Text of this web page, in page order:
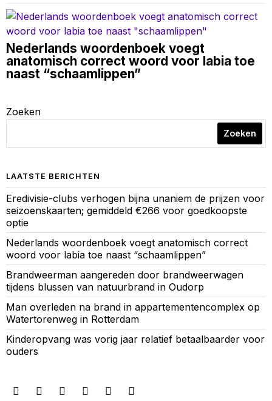
Nederlands woordenboek voegt
anatomisch correct woord voor labia toe
naast “schaamlippen”
Zoeken
Zoeken
LAATSTE BERICHTEN
Eredivisie-clubs verhogen bijna unaniem de prijzen voor
seizoenskaarten; gemiddeld €266 voor goedkoopste
optie
Nederlands woordenboek voegt anatomisch correct
woord voor labia toe naast “schaamlippen”
Brandweerman aangereden door brandweerwagen
tijdens blussen van natuurbrand in Oudorp
Man overleden na brand in appartementencomplex op
Watertorenweg in Rotterdam
Kinderopvang was vorig jaar relatief betaalbaarder voor
ouders